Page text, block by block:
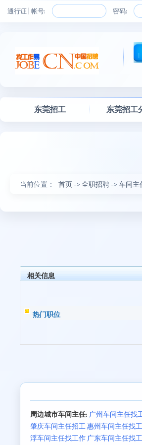
通行证 | 帐号: 密码:
东莞招工 东莞招工
当前位置： 首页 ->全职招聘 ->车间主
相关信息
热门职位
周边城市车间主任: 广州车间主任找
肇庆车间主任招工 惠州车间主任找
浮车间主任找工作 广东车间主任找